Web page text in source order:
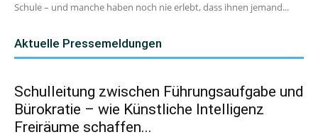
Schule – und manche haben noch nie erlebt, dass ihnen jemand...
Aktuelle Pressemeldungen
Schulleitung zwischen Führungsaufgabe und
Bürokratie – wie Künstliche Intelligenz
Freiräume schaffen...